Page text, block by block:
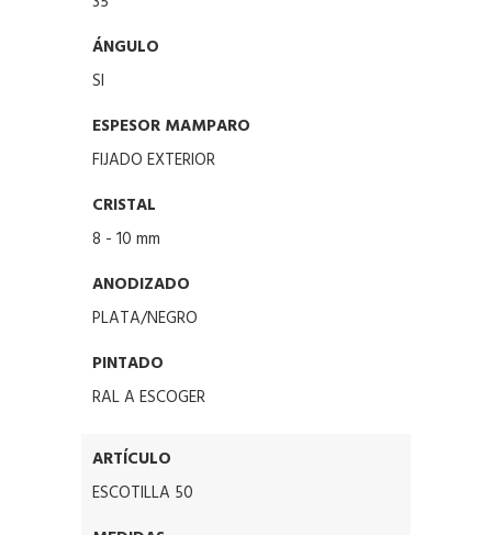
ÁNGULO
SI
ESPESOR MAMPARO
FIJADO EXTERIOR
CRISTAL
8 - 10 mm
ANODIZADO
PLATA/NEGRO
PINTADO
RAL A ESCOGER
ARTÍCULO
ESCOTILLA 50